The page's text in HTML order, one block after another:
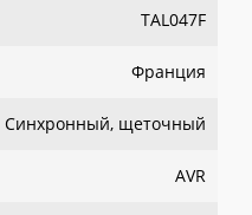
TAL047F
Франция
Синхронный, щеточный
AVR